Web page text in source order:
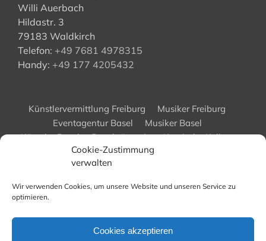
Cookie-Zustimmung
verwalten
Wir verwenden Cookies, um unsere Website und unseren Service zu
optimieren.
Cookies akzeptieren
Willi Auerbach
Hildastr. 3
79183 Waldkirch
Telefon: +49 7681 4978315
Handy: +49 177 4205432
Künstlervermittlung Freiburg
Musiker Freiburg
Eventagentur Basel
Musiker Basel
Künstler Basel
Bauchtänzerin
Komische Kellner
Ideen Firmenevent
Künstlervermittlung Karlsruhe
Bauchredner
Eventagentur in Karlsruhe
Cookie-Richtlinie (EU)